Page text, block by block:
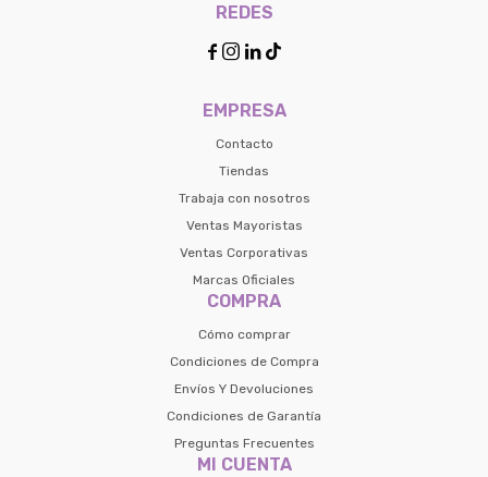
EMPRESA
Contacto
Tiendas
Trabaja con nosotros
Ventas Mayoristas
Ventas Corporativas
Marcas Oficiales
COMPRA
Cómo comprar
Condiciones de Compra
Envíos Y Devoluciones
Condiciones de Garantía
Preguntas Frecuentes
MI CUENTA
REDES
   